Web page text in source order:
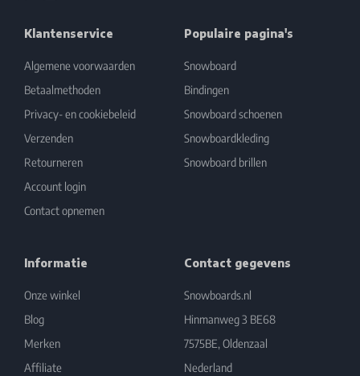
Klantenservice
Algemene voorwaarden
Betaalmethoden
Privacy- en cookiebeleid
Verzenden
Retourneren
Account login
Contact opnemen
Populaire pagina's
Snowboard
Bindingen
Snowboard schoenen
Snowboardkleding
Snowboard brillen
Informatie
Onze winkel
Blog
Merken
Affiliate
Contact gegevens
Snowboards.nl
Hinmanweg 3 BE68
7575BE, Oldenzaal
Nederland